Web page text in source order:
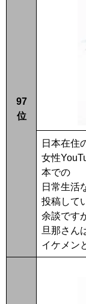
97
位
日本在住
女性
本での
日常生活
投稿して
余談です
旦那さん
イケメン